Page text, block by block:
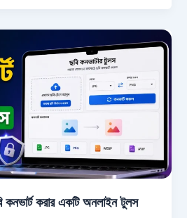
কনভার্ট করার একটি অনলাইন টুলস